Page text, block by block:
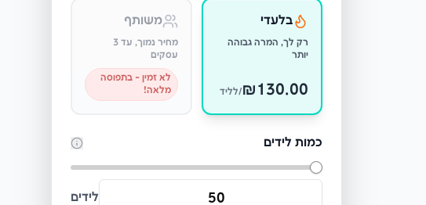
בלעדי
רק לך, המרה גבוהה
יותר
₪130.00 /לליד
משותף
מחיר נמוך, עד 3
עסקים
לא זמין - בתפוסה
מלאה!
כמות לידים
לידים